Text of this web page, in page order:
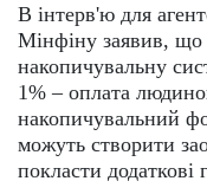
В інтерв'ю для
Мінфіну заявив, що
накопичувальну
1% – оплата
накопичувальний
можуть створити
покласти додаткові